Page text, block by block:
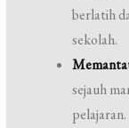
berlatih
sekolah.
sejauh
pelajaran.